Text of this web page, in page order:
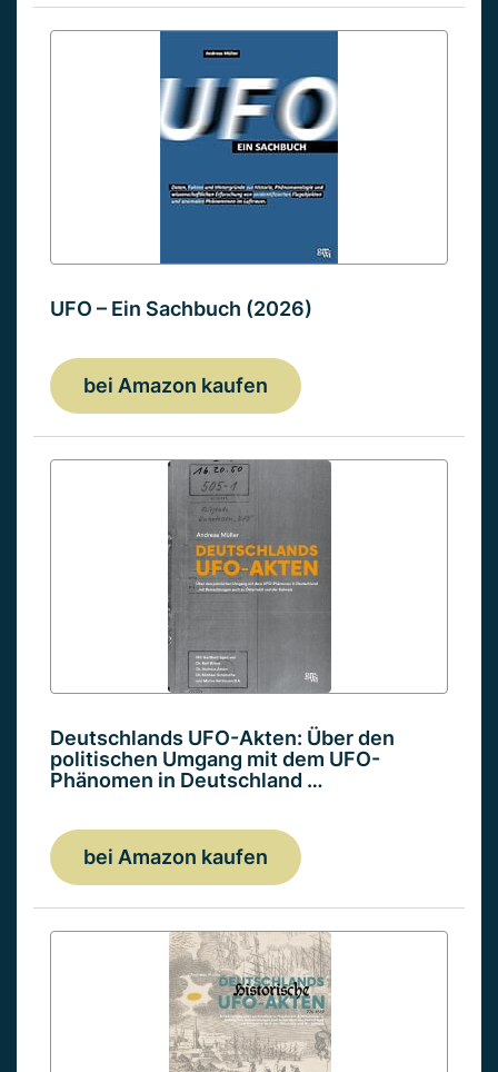
UFO – Ein Sachbuch (2026)
bei Amazon kaufen
Deutschlands UFO-Akten: Über den
politischen Umgang mit dem UFO-
Phänomen in Deutschland …
bei Amazon kaufen